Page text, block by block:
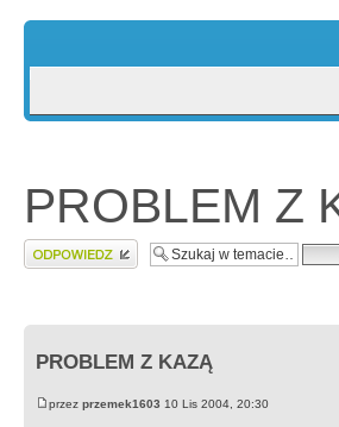
PROBLEM Z
Wyślij odpowiedź
PROBLEM Z KAZĄ
przez przemek1603 10 Lis 2004, 20:30